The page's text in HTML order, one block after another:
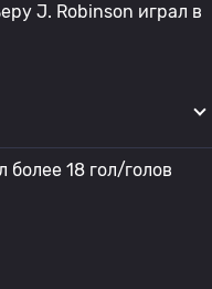
J. Robinson играл в
18 гол/голов